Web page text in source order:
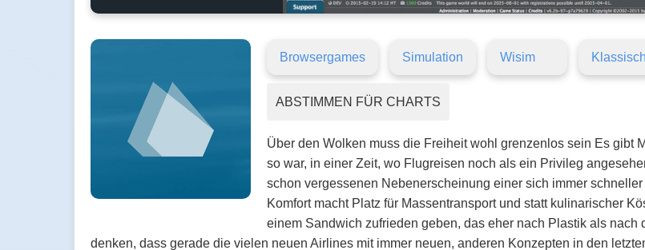
Browsergames Simulation Wisim Klassisch
ABSTIMMEN FÜR CHARTS
Über den Wolken muss die Freiheit wohl grenzenlos sein Es gibt
so war, in einer Zeit, wo Flugreisen noch als ein Privileg
schon vergessenen Nebenerscheinung einer sich immer
Komfort macht Platz für Massentransport und statt kulinarischer
einem Sandwich zufrieden geben, das eher nach Plastik als
denken, dass gerade die vielen neuen Airlines mit immer neuen, anderen Konzepten in den